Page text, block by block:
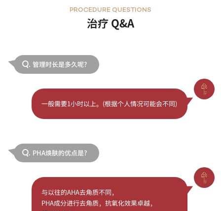
治疗 Q&A
PROCEDURE QUESTIONS
Q. 管理时长是多久呢?
一般需要1小时以上。(根据个人情况可能会不同)
Q. PHA焕肤的优点是?
与以往的AHA去角质不同，
PHA成分进行去角质，抗氧化效果卓越，